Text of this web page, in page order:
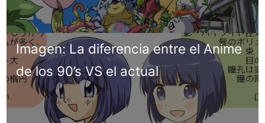
Imagen: La diferencia entre el Anime
de los 90’s VS el actual